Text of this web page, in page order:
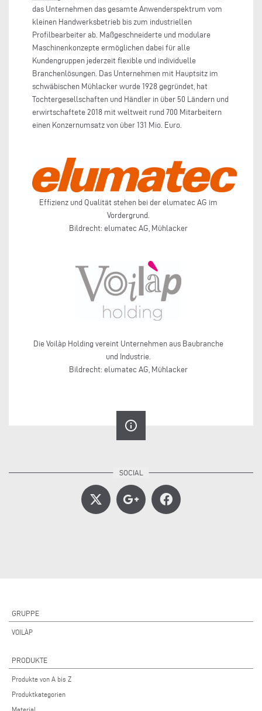
das Unternehmen das gesamte Anwenderspektrum vom
kleinen Handwerksbetrieb bis zum industriellen
Profilbearbeiter ab. Maßgeschneiderte und modulare
Maschinenkonzepte ermöglichen dabei für alle
Kundengruppen jederzeit flexible und individuelle
Branchenlösungen. Das Unternehmen mit Hauptsitz im
schwäbischen Mühlacker wurde 1928 gegründet, hat
Tochtergesellschaften und Händler in über 50 Ländern und
erwirtschaftete 2018 mit weltweit rund 700 Mitarbeitern
einen Konzernumsatz von über 131 Mio. Euro.
Effizienz und Qualität stehen bei der elumatec AG im
Vordergrund.
Bildrecht: elumatec AG, Mühlacker
Die Voilàp Holding vereint Unternehmen aus Baubranche
und Industrie.
Bildrecht: elumatec AG, Mühlacker
info_outline
GRUPPE
VOILÀP
PRODUKTE
Produkte von A bis Z
Produktkategorien